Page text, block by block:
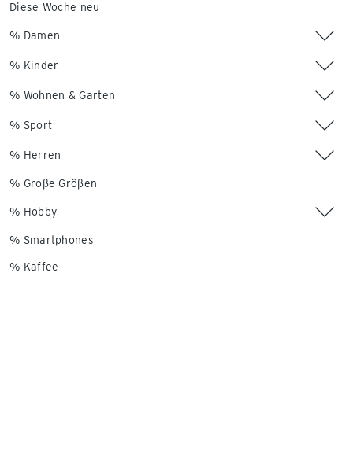
Diese Woche neu
% Damen
% Kinder
% Wohnen & Garten
% Sport
% Herren
% Große Größen
% Hobby
% Smartphones
% Kaffee